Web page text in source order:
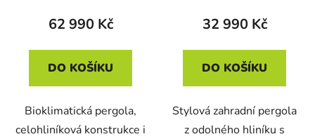
62 990 Kč
DO KOŠÍKU
Bioklimatická pergola,
celohliníková konstrukce i
32 990 Kč
DO KOŠÍKU
Stylová zahradní pergola
z odolného hliníku s